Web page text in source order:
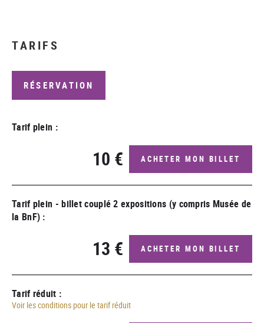
TARIFS
RÉSERVATION
Tarif plein :
10 € ACHETER MON BILLET
Tarif plein - billet couplé 2 expositions (y compris Musée de
la BnF) :
13 € ACHETER MON BILLET
Tarif réduit :
Voir les conditions pour le tarif réduit